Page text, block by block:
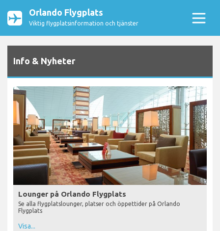
Orlando Flygplats
Viktig flygplatsinformation och tjänster
Info & Nyheter
Lounger på Orlando Flygplats
Se alla flygplatslounger, platser och öppettider på Orlando
Flygplats
Visa...